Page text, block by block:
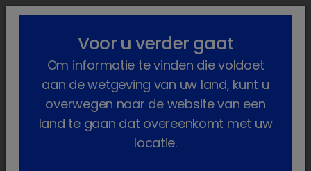
lock_outline search menu
Paarden (en andere paardachtig...
Geneesmiddelen
Op diergeneeskundig voorschrif...
Dormazolam
Voor u verder gaat
Om informatie te vinden die voldoet
aan de wetgeving van uw land, kunt u
overwegen naar de website van een
land te gaan dat overeenkomt met uw
locatie.